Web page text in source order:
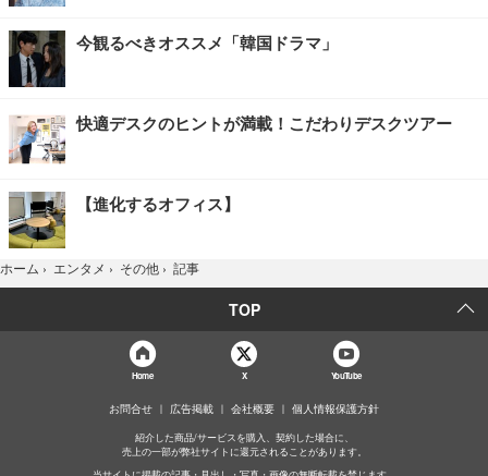
今観るべきオススメ「韓国ドラマ」
快適デスクのヒントが満載！こだわりデスクツアー
【進化するオフィス】
ホーム › エンタメ › その他 › 記事
TOP
Home X YouTube
お問合せ 広告掲載 会社概要 個人情報保護方針
紹介した商品/サービスを購入、契約した場合に、
売上の一部が弊社サイトに還元されることがあります。